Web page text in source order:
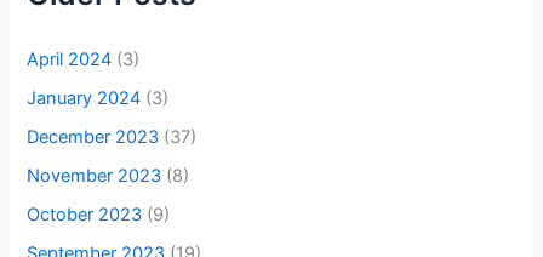
April 2024 (3)
January 2024 (3)
December 2023 (37)
November 2023 (8)
October 2023 (9)